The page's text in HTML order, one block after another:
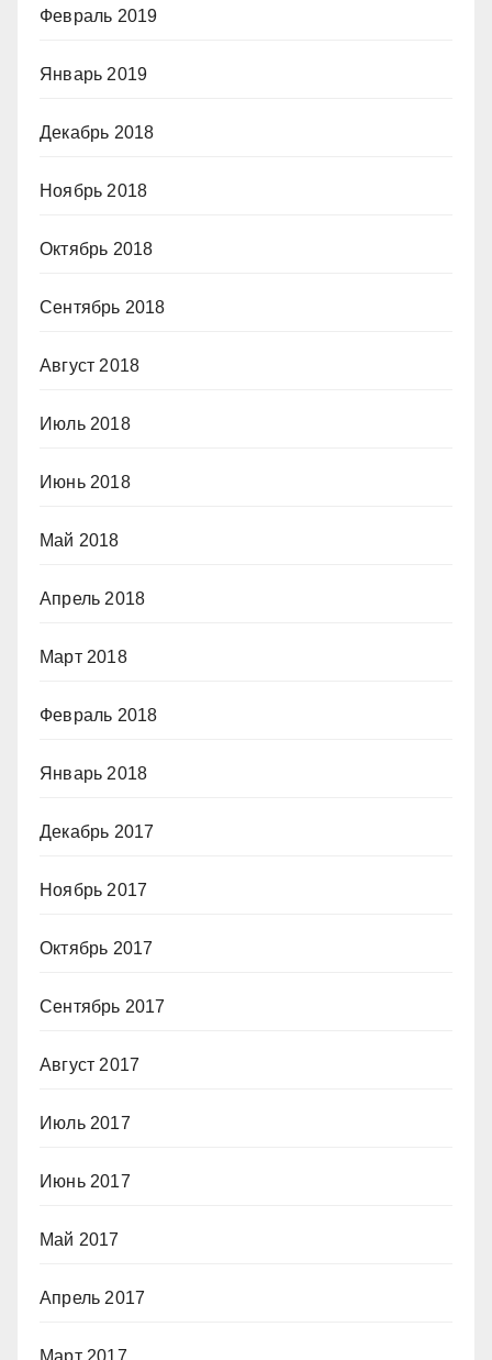
Февраль 2019
Январь 2019
Декабрь 2018
Ноябрь 2018
Октябрь 2018
Сентябрь 2018
Август 2018
Июль 2018
Июнь 2018
Май 2018
Апрель 2018
Март 2018
Февраль 2018
Январь 2018
Декабрь 2017
Ноябрь 2017
Октябрь 2017
Сентябрь 2017
Август 2017
Июль 2017
Июнь 2017
Май 2017
Апрель 2017
Март 2017